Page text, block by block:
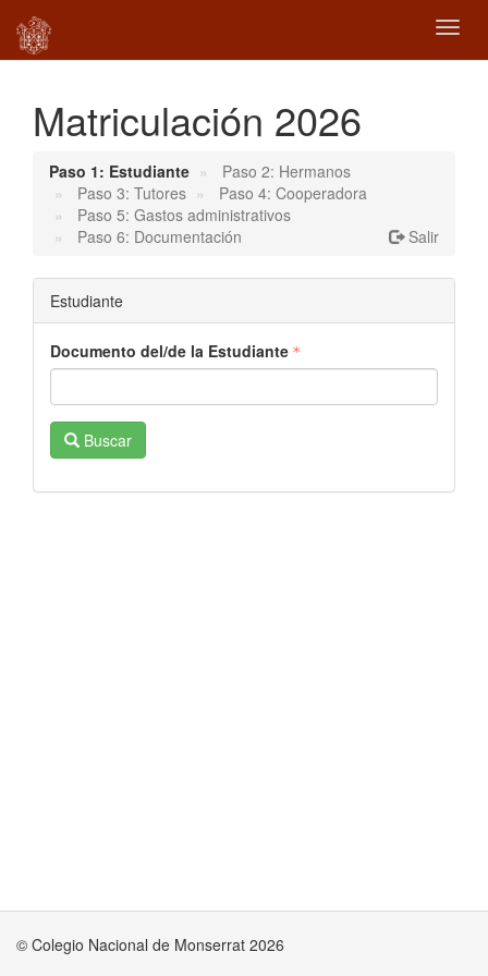
Matriculación 2026
Paso 1: Estudiante
Paso 2: Hermanos
Paso 3: Tutores
Paso 4: Cooperadora
Paso 5: Gastos administrativos
Paso 6: Documentación
Salir
Estudiante
Documento del/de la Estudiante
Buscar
© Colegio Nacional de Monserrat 2026